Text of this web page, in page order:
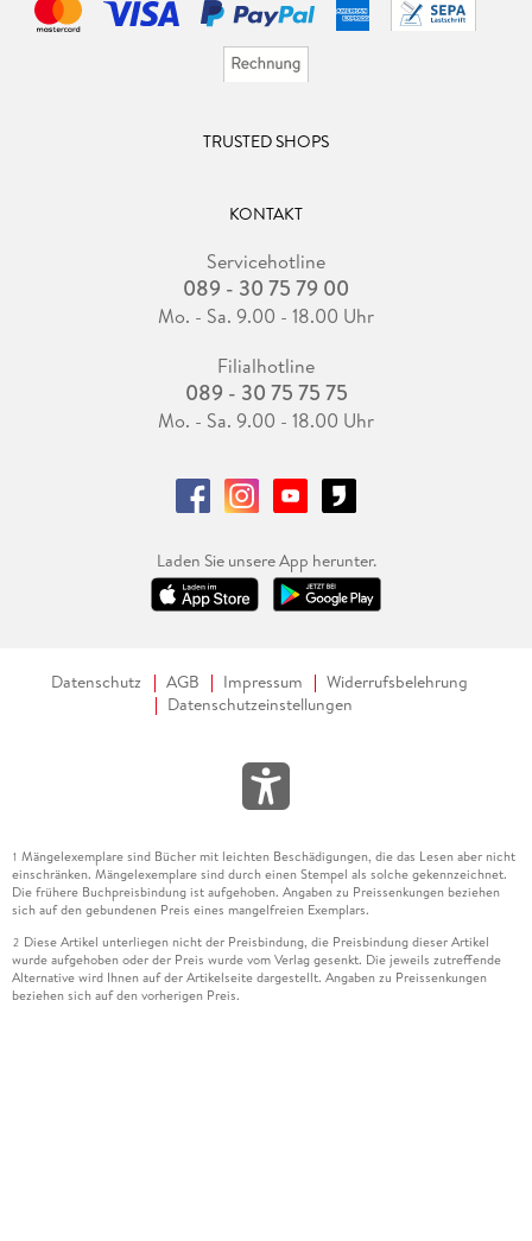
TRUSTED SHOPS
KONTAKT
Servicehotline
089 - 30 75 79 00
Mo. - Sa. 9.00 - 18.00 Uhr
Filialhotline
089 - 30 75 75 75
Mo. - Sa. 9.00 - 18.00 Uhr
Laden Sie unsere App herunter.
Datenschutz AGB Impressum
Widerrufsbelehrung
Datenschutzeinstellungen
1 Mängelexemplare sind Bücher mit leichten Beschädigungen, die das Lesen aber nicht
einschränken. Mängelexemplare sind durch einen Stempel als solche gekennzeichnet.
Die frühere Buchpreisbindung ist aufgehoben. Angaben zu Preissenkungen beziehen
sich auf den gebundenen Preis eines mangelfreien Exemplars.
2 Diese Artikel unterliegen nicht der Preisbindung, die Preisbindung dieser Artikel
wurde aufgehoben oder der Preis wurde vom Verlag gesenkt. Die jeweils zutreffende
Alternative wird Ihnen auf der Artikelseite dargestellt. Angaben zu Preissenkungen
beziehen sich auf den vorherigen Preis.